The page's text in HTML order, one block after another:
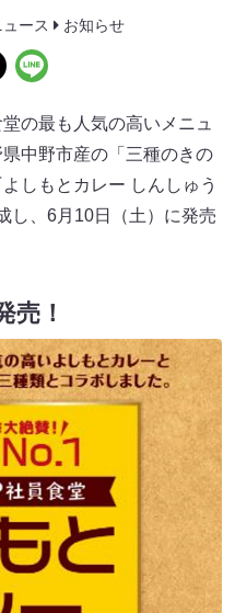
ュース お知らせ
の最も人気の高いメニュ
中野市産の「三種のきの
しもとカレー しんしゅう
し、6月10日（土）に発売
売！